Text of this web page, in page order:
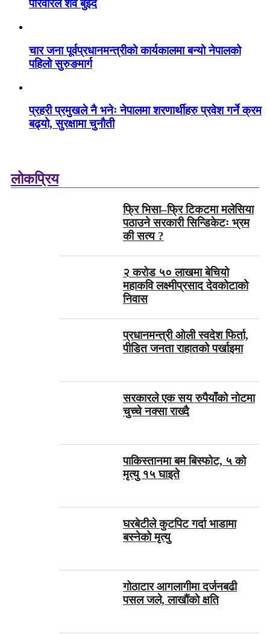
परिवारले शव बुझ्दैं
चार जना पूर्वप्रधानमन्त्रीको कार्यकालमा बन्यो नेपालको
पहिलो सुरुङमार्ग
प्रहरी प्रमुखले नै भनेः नेपालमा शरणार्थीहरु प्रवेश गर्ने क्रम
बढ्यो, सुरक्षामा चुनौती
लोकप्रिय
फ्रि भिसा–फ्रि टिकटमा मलेसिया
पठाउने सरकारी सिन्डिकेटः भ्रम
की सत्य ?
२ करोड ५० लाखमा बेचियो
महाकवि लक्ष्मीप्रसाद देवकोटाको
निवास
प्रधानमन्त्री ओली स्वदेश फिर्ता,
पीडित जनता राहातको पर्खाइमा
सरकारले एक सय रुपैयाँको नोटमा
चुच्चे नक्सा राख्दै
पाकिस्तानमा बम बिस्फोट, ५ को
मृत्यु १५ घाइते
घरबेटीले कुटपिट गर्दा भाडामा
बस्नेको मृत्यु
गोठाटार आगलागीमा दर्जनबढी
पसल जले, लाखौंको क्षति